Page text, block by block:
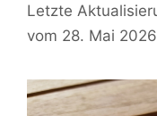
28. Mai 2026